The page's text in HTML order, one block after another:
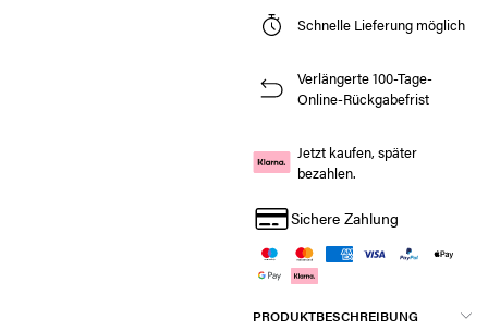
Schnelle Lieferung möglich
Verlängerte 100-Tage-
Online-Rückgabefrist
Jetzt kaufen, später
bezahlen.
Sichere Zahlung
PRODUKTBESCHREIBUNG